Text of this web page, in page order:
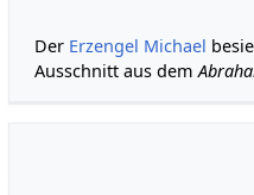
Der Erzengel Michael
Ausschnitt aus dem